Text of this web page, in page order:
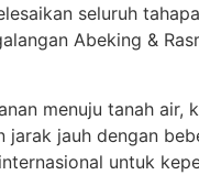
seluruh
Abeking &
menuju tanah air,
jarak jauh dengan
untuk